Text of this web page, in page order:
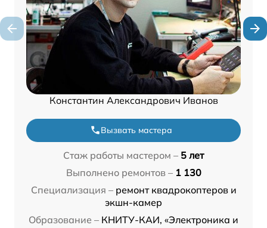
Константин Александрович Иванов
Вызвать мастера
Стаж работы мастером – 5 лет
Выполнено ремонтов – 1 130
Специализация – ремонт квадрокоптеров и
экшн-камер
Образование – КНИТУ-КАИ, «Электроника и